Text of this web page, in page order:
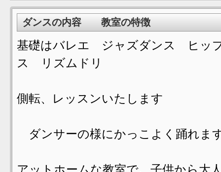
ダンスの内容 教室の特徴
基礎はバレエ ジャズダンス ヒッ
ス リズムドリ
側転、レッスンいたします
ダンサーの様にかっこよく踊れま
アットホームな教室で、子供から大